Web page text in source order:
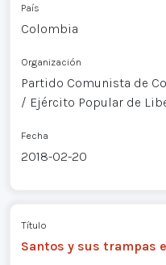
País
Colombia
Organización
Partido Comunista de
/ Ejército Popular de
Fecha
2018-02-20
Título
Santos y sus trampas